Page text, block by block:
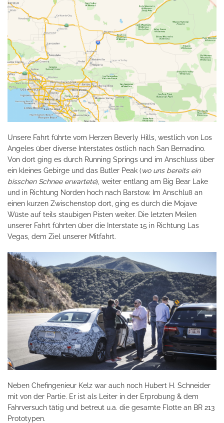
Unsere Fahrt führte vom Herzen Beverly Hills, westlich von Los
Angeles über diverse Interstates östlich nach San Bernadino.
Von dort ging es durch Running Springs und im Anschluss über
ein kleines Gebirge und das Butler Peak (wo uns bereits ein
bisschen Schnee erwartete), weiter entlang am Big Bear Lake
und in Richtung Norden hoch nach Barstow. Im Anschluß an
einen kurzen Zwischenstop dort, ging es durch die Mojave
Wüste auf teils staubigen Pisten weiter. Die letzten Meilen
unserer Fahrt führten über die Interstate 15 in Richtung Las
Vegas, dem Ziel unserer Mitfahrt.
Neben Chefingenieur Kelz war auch noch Hubert H. Schneider
mit von der Partie. Er ist als Leiter in der Erprobung & dem
Fahrversuch tätig und betreut u.a. die gesamte Flotte an BR 213
Prototypen.